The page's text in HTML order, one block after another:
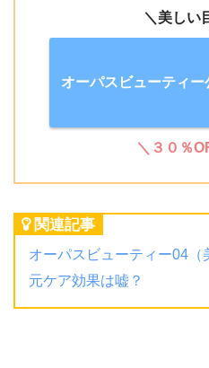
＼美しい
オーパスビューティ
＼３０％
関連記事
オーパスビューティー04（
元ケア効果は嘘？